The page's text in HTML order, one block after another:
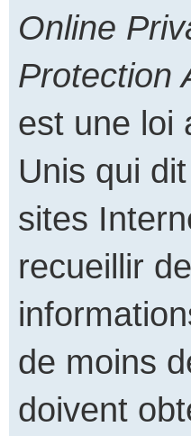
Online
Protection
est une loi
Unis qui
sites
recueillir
de moins
doivent